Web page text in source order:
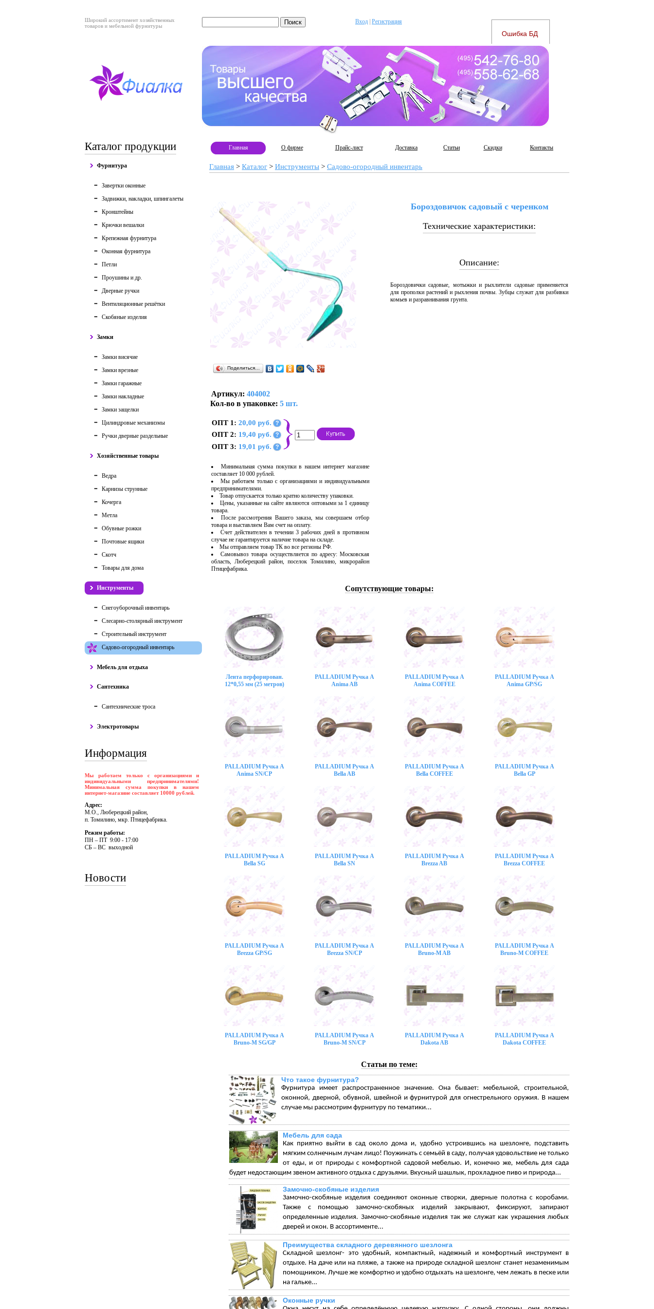
Широкий ассортимент хозяйственных
товаров и мебельной фурнитуры
Вход Регистрация
Каталог продукции
Фурнитура
Завертки оконные
Задвижки, накладки, шпингалеты
Кронштейны
Крючки вешалки
Крепежная фурнитура
Оконная фурнитура
Петли
Проушины и др.
Дверные ручки
Вентиляционные решётки
Скобяные изделия
Замки
Замки висячие
Замки врезные
Замки гаражные
Замки накладные
Замки защелки
Цилиндровые механизмы
Ручки дверные раздельные
Хозяйственные товары
Ведра
Карнизы струнные
Кочерга
Метла
Обувные рожки
Почтовые ящики
Скотч
Товары для дома
Инструменты
Снегоуборочный инвентарь
Слесарно-столярный инструмент
Строительный инструмент
Садово-огородный инвентарь
Мебель для отдыха
Сантехника
Сантехнические троса
Электротовары
Информация
Мы работаем только с организациями и
индивидуальными предпринимателями!
Минимальная сумма покупки в нашем
интернет-магазине составляет 10000 рублей.
Адрес:
М.О., Люберецкий район,
п. Томилино, мкр. Птицефабрика.
Режим работы:
ПH – ПT 9:00 - 17:00
CБ – BC выходной
Новости
Главная О фирме Прайс-лист Доставка Статьи Скидки Контакты
Главная > Каталог > Инструменты > Садово-огородный инвентарь
Поделиться…
Артикул: 404002
Кол-во в упаковке: 5 шт.
ОПТ 1: 20,00 руб. ?
ОПТ 2: 19,40 руб. ?
ОПТ 3: 19,01 руб. ?
Минимальная сумма покупки в нашем интернет магазине
составляет 10 000 рублей.
Мы работаем только с организациями и индивидуальными
предпринимателями.
Товар отпускается только кратно количеству упаковки.
Цены, указанные на сайте являются оптовыми за 1 единицу
товара.
После рассмотрения Вашего заказа, мы совершаем отбор
товара и выставляем Вам счет на оплату.
Счет действителен в течении 3 рабочих дней в противном
случае не гарантируется наличие товара на складе.
Мы отправляем товар ТК во все регионы РФ.
Самовывоз товара осуществляется по адресу: Московская
область, Люберецкий район, поселок Томилино, микрорайон
Птицефабрика.
Бороздовичок садовый с черенком
Технические характеристики:
Описание:
Бороздовички садовые, мотыжки и рыхлители садовые применяется
для прополки растений и рыхления почвы. Зубцы служат для разбивки
комьев и разравнивания грунта.
Сопутствующие товары:
Лента перфорирован.
12*0,55 мм (25 метров)
PALLADIUM Ручка A
Anima AB
PALLADIUM Ручка A
Anima COFFEE
PALLADIUM Ручка A
Anima GP/SG
PALLADIUM Ручка A
Anima SN/CP
PALLADIUM Ручка A
Bella AB
PALLADIUM Ручка A
Bella COFFEE
PALLADIUM Ручка A
Bella GP
PALLADIUM Ручка A
Bella SG
PALLADIUM Ручка A
Bella SN
PALLADIUM Ручка A
Brezza AB
PALLADIUM Ручка A
Brezza COFFEE
PALLADIUM Ручка A
Brezza GP/SG
PALLADIUM Ручка A
Brezza SN/CP
PALLADIUM Ручка A
Bruno-M AB
PALLADIUM Ручка A
Bruno-M COFFEE
PALLADIUM Ручка A
Bruno-M SG/GP
PALLADIUM Ручка A
Bruno-M SN/CP
PALLADIUM Ручка A
Dakota AB
PALLADIUM Ручка A
Dakota COFFEE
Статьи по теме:
Что такое фурнитура?
Фурнитура имеет распространенное значение. Она бывает: мебельной, строительной,
оконной, дверной, обувной, швейной и фурнитурой для огнестрельного оружия. В нашем
случае мы рассмотрим фурнитуру по тематики...
Мебель для сада
Как приятно выйти в сад около дома и, удобно устроившись на шезлонге, подставить
мягким солнечным лучам лицо! Поужинать с семьёй в саду, получая удовольствие не только
от еды, и от природы с комфортной садовой мебелью. И, конечно же, мебель для сада
будет недостающим звеном активного отдыха с друзьями. Вкусный шашлык, прохладное пиво и природа...
Замочно-скобяные изделия
Замочно-скобяные изделия соединяют оконные створки, дверные полотна с коробами.
Также с помощью замочно-скобяных изделий закрывают, фиксируют, запирают
определенные изделия. Замочно-скобяные изделия так же служат как украшения любых
дверей и окон. В ассортименте...
Преимущества складного деревянного шезлонга
Складной шезлонг- это удобный, компактный, надежный и комфортный инструмент в
отдыхе. На даче или на пляже, а также на природе складной шезлонг станет незаменимым
помощником. Лучше же комфортно и удобно отдыхать на шезлонге, чем лежать в песке или
на гальке...
Оконные ручки